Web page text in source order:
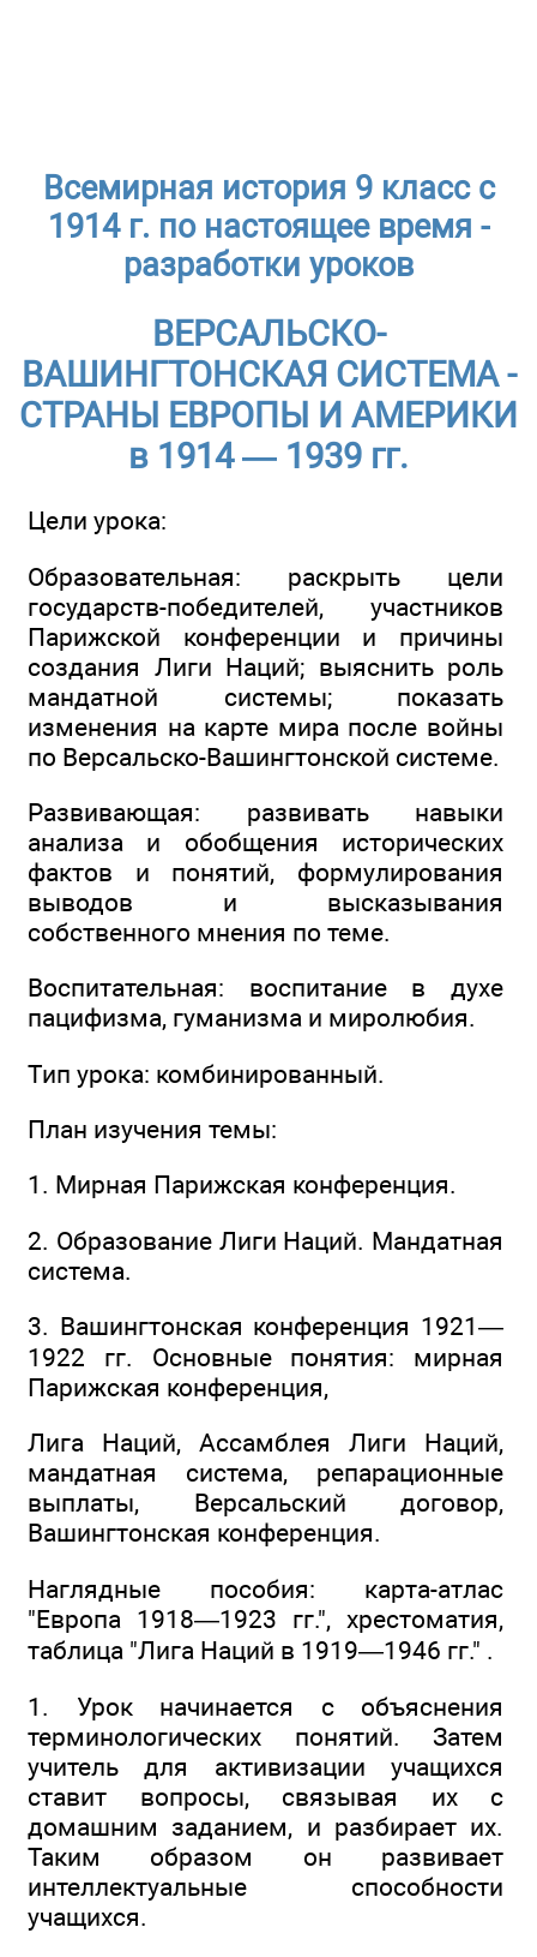
Всемирная история 9 класс с
1914 г. по настоящее время -
разработки уроков
ВЕРСАЛЬСКО-
ВАШИНГТОНСКАЯ СИСТЕМА -
СТРАНЫ ЕВРОПЫ И АМЕРИКИ
в 1914 — 1939 гг.
Цели урока:
Образовательная: раскрыть цели
государств-победителей, участников
Парижской конференции и причины
создания Лиги Наций; выяснить роль
мандатной системы; показать
изменения на карте мира после войны
по Версальско-Вашингтонской системе.
Развивающая: развивать навыки
анализа и обобщения исторических
фактов и понятий, формулирования
выводов и высказывания
собственного мнения по теме.
Воспитательная: воспитание в духе
пацифизма, гуманизма и миролюбия.
Тип урока: комбинированный.
План изучения темы:
1. Мирная Парижская конференция.
2. Образование Лиги Наций. Мандатная
система.
3. Вашингтонская конференция 1921—
1922 гг. Основные понятия: мирная
Парижская конференция,
Лига Наций, Ассамблея Лиги Наций,
мандатная система, репарационные
выплаты, Версальский договор,
Вашингтонская конференция.
Наглядные пособия: карта-атлас
"Европа 1918—1923 гг.", хрестоматия,
таблица "Лига Наций в 1919—1946 гг." .
1. Урок начинается с объяснения
терминологических понятий. Затем
учитель для активизации учащихся
ставит вопросы, связывая их с
домашним заданием, и разбирает их.
Таким образом он развивает
интеллектуальные способности
учащихся.